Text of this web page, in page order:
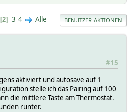
2 3 4 Alle BENUTZER-AKTIONEN
#15
aktiviert und autosave auf 1
stelle ich das Pairing auf 100
die mittlere Taste am Thermostat.
runter.